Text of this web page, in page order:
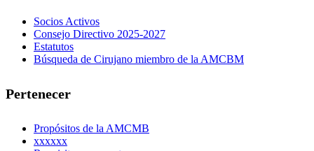
Socios Activos
Consejo Directivo 2025-2027
Estatutos
Búsqueda de Cirujano miembro de la AMCBM
Pertenecer
Propósitos de la AMCMB
xxxxxx